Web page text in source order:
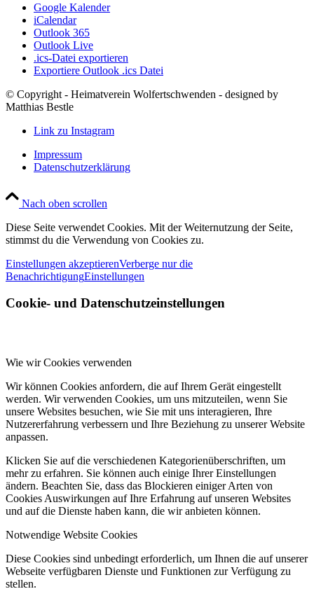
Google Kalender
iCalendar
Outlook 365
Outlook Live
.ics-Datei exportieren
Exportiere Outlook .ics Datei
© Copyright - Heimatverein Wolfertschwenden - designed by
Matthias Bestle
Link zu Instagram
Impressum
Datenschutzerklärung
Nach oben scrollen
Diese Seite verwendet Cookies. Mit der Weiternutzung der Seite,
stimmst du die Verwendung von Cookies zu.
Einstellungen akzeptierenVerberge nur die
BenachrichtigungEinstellungen
Cookie- und Datenschutzeinstellungen
Wie wir Cookies verwenden
Wir können Cookies anfordern, die auf Ihrem Gerät eingestellt
werden. Wir verwenden Cookies, um uns mitzuteilen, wenn Sie
unsere Websites besuchen, wie Sie mit uns interagieren, Ihre
Nutzererfahrung verbessern und Ihre Beziehung zu unserer Website
anpassen.
Klicken Sie auf die verschiedenen Kategorienüberschriften, um
mehr zu erfahren. Sie können auch einige Ihrer Einstellungen
ändern. Beachten Sie, dass das Blockieren einiger Arten von
Cookies Auswirkungen auf Ihre Erfahrung auf unseren Websites
und auf die Dienste haben kann, die wir anbieten können.
Notwendige Website Cookies
Diese Cookies sind unbedingt erforderlich, um Ihnen die auf unserer
Webseite verfügbaren Dienste und Funktionen zur Verfügung zu
stellen.